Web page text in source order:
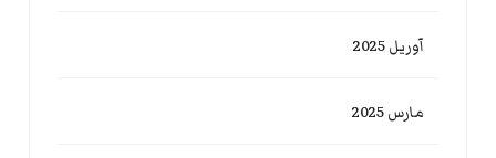
آوریل 2025
مارس 2025